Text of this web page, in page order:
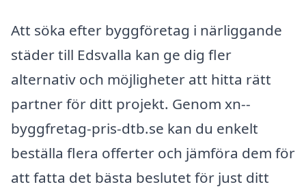
Att söka efter byggföretag i närliggande
städer till Edsvalla kan ge dig fler
alternativ och möjligheter att hitta rätt
partner för ditt projekt. Genom xn--
byggfretag-pris-dtb.se kan du enkelt
beställa flera offerter och jämföra dem för
att fatta det bästa beslutet för just ditt